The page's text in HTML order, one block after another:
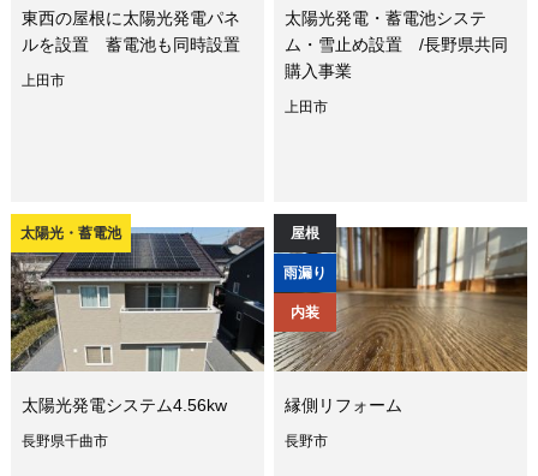
東西の屋根に太陽光発電パネ
ルを設置 蓄電池も同時設置
上田市
太陽光発電・蓄電池システ
ム・雪止め設置 /長野県共同
購入事業
上田市
太陽光・蓄電池
太陽光発電システム4.56kw
長野県千曲市
屋根
雨漏り
内装
縁側リフォーム
長野市